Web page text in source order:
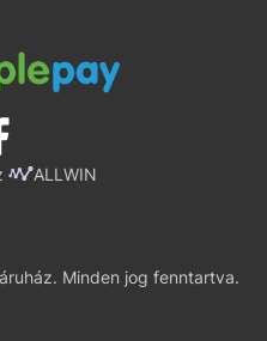
ALLWIN
Minden jog fenntartva.